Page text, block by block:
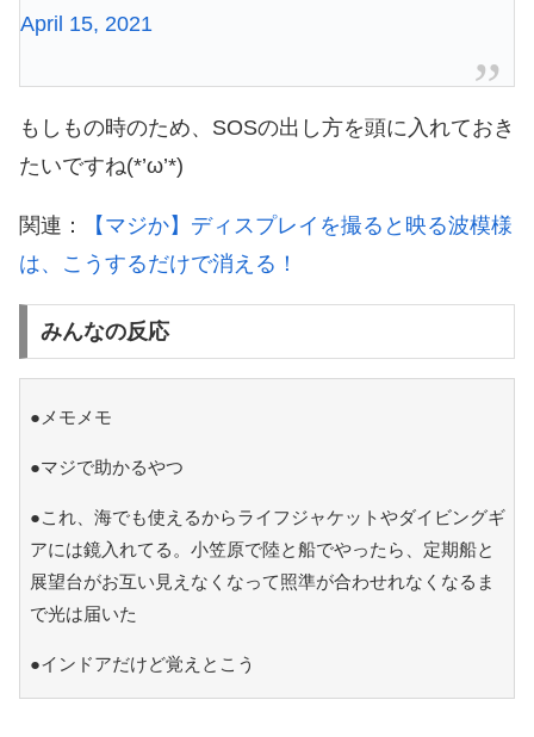
April 15, 2021
もしもの時のため、SOSの出し方を頭に入れておき
たいですね(*’ω’*)
関連：
【マジか】ディスプレイを撮ると映る波模様
は、こうするだけで消える！
みんなの反応
●メモメモ
●マジで助かるやつ
●これ、海でも使えるからライフジャケットやダイビングギ
アには鏡入れてる。小笠原で陸と船でやったら、定期船と
展望台がお互い見えなくなって照準が合わせれなくなるま
で光は届いた
●インドアだけど覚えとこう